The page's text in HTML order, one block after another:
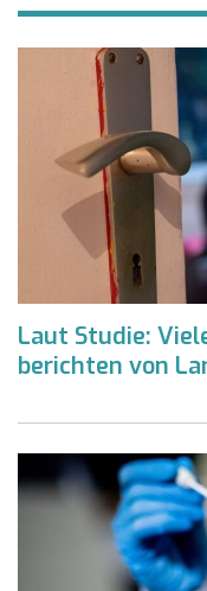
Laut Studie:
berichten von